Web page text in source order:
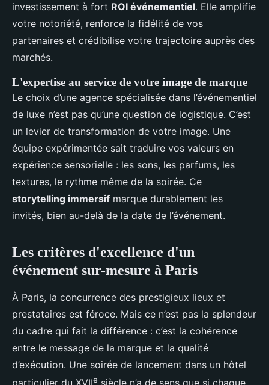
investissement à fort ROI événementiel. Elle amplifie
votre notoriété, renforce la fidélité de vos
partenaires et crédibilise votre trajectoire auprès des
marchés.
L'expertise au service de votre image de marque
Le choix d’une agence spécialisée dans l’événementiel
de luxe n’est pas qu’une question de logistique. C’est
un levier de transformation de votre image. Une
équipe expérimentée sait traduire vos valeurs en
expérience sensorielle : les sons, les parfums, les
textures, le rythme même de la soirée. Ce
storytelling immersif marque durablement les
invités, bien au-delà de la date de l’événement.
Les critères d'excellence d'un
événement sur-mesure à Paris
À Paris, la concurrence des prestigieux lieux et
prestataires est féroce. Mais ce n’est pas la splendeur
du cadre qui fait la différence : c’est la cohérence
entre le message de la marque et la qualité
d’exécution. Une soirée de lancement dans un hôtel
e